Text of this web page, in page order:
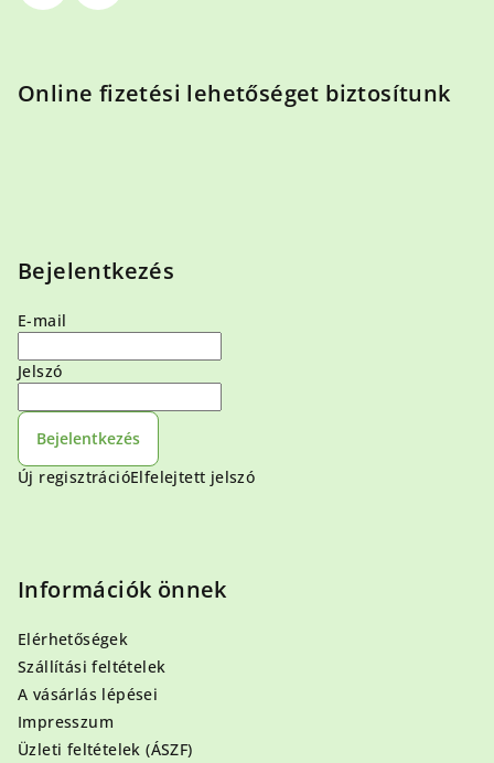
Online fizetési lehetőséget biztosítunk
Bejelentkezés
E-mail
Jelszó
Bejelentkezés
Új regisztrációElfelejtett jelszó
Információk önnek
Elérhetőségek
Szállítási feltételek
A vásárlás lépései
Impresszum
Üzleti feltételek (ÁSZF)